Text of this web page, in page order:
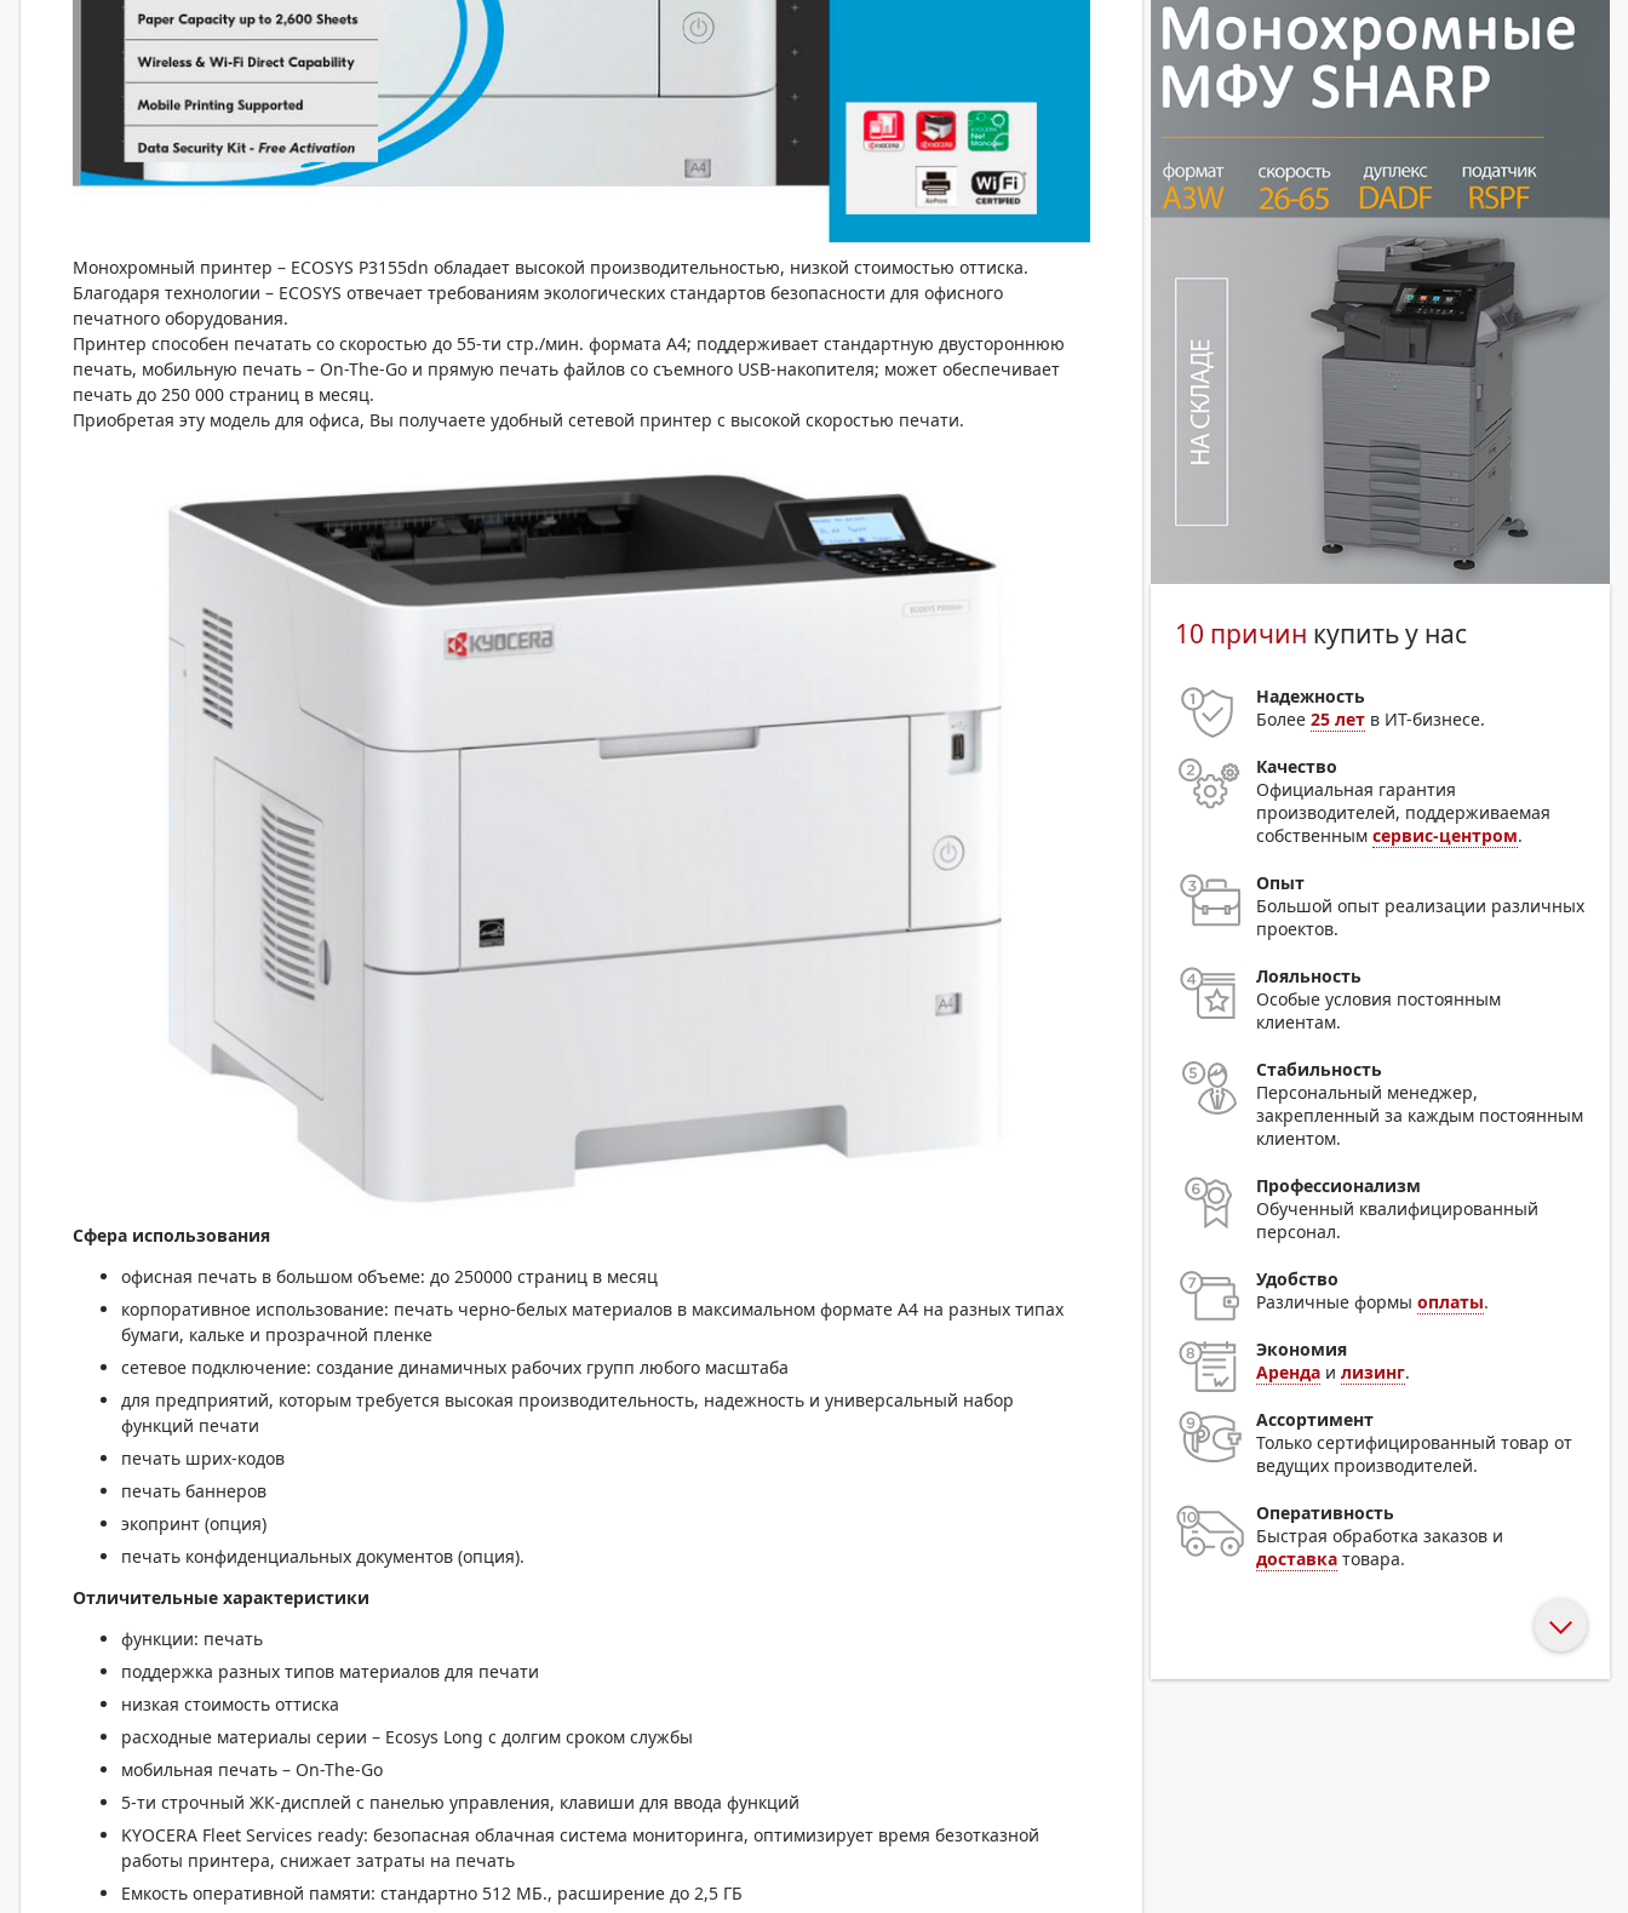
Монохромный принтер – ECOSYS P3155dn обладает высокой производительностью, низкой стоимостью оттиска.
Благодаря технологии – ECOSYS отвечает требованиям экологических стандартов безопасности для офисного
печатного оборудования.
Принтер способен печатать со скоростью до 55-ти стр./мин. формата A4; поддерживает стандартную двустороннюю
печать, мобильную печать – On-The-Go и прямую печать файлов со съемного USB-накопителя; может обеспечивает
печать до 250 000 страниц в месяц.
Приобретая эту модель для офиса, Вы получаете удобный сетевой принтер с высокой скоростью печати.
Сфера использования
офисная печать в большом объеме: до 250000 страниц в месяц
корпоративное использование: печать черно-белых материалов в максимальном формате А4 на разных типах
бумаги, кальке и прозрачной пленке
сетевое подключение: создание динамичных рабочих групп любого масштаба
для предприятий, которым требуется высокая производительность, надежность и универсальный набор
функций печати
печать шрих-кодов
печать баннеров
экопринт (опция)
печать конфиденциальных документов (опция).
Отличительные характеристики
функции: печать
поддержка разных типов материалов для печати
низкая стоимость оттиска
расходные материалы серии – Ecosys Long с долгим сроком службы
мобильная печать – On-The-Go
5-ти строчный ЖК-дисплей с панелью управления, клавиши для ввода функций
KYOCERA Fleet Services ready: безопасная облачная система мониторинга, оптимизирует время безотказной
работы принтера, снижает затраты на печать
Емкость оперативной памяти: стандартно 512 МБ., расширение до 2,5 ГБ
10 причин купить у нас
Надежность
Более25 лет в ИТ-бизнесе.
Качество
Официальная гарантия
производителей, поддерживаемая
собственнымсервис-центром.
Опыт
Большой опыт реализации различных
проектов.
Лояльность
Особые условия постоянным
клиентам.
Стабильность
Персональный менеджер,
закрепленный за каждым постоянным
клиентом.
Профессионализм
Обученный квалифицированный
персонал.
Удобство
Различные формыоплаты.
Экономия
Аренда илизинг.
Ассортимент
Только сертифицированный товар от
ведущих производителей.
Оперативность
Быстрая обработка заказов и
доставка товара.